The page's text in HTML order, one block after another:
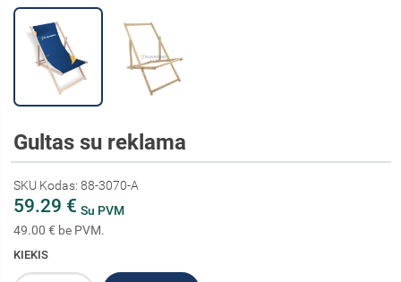
Gultas su reklama
SKU Kodas: 88-3070-A
59.29 € Su PVM
49.00 € be PVM.
KIEKIS